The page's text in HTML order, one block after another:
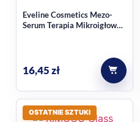
Eveline Cosmetics Mezo-
Serum Terapia Mikroigłowa
16,45zł
OSTATNIE SZTUKI